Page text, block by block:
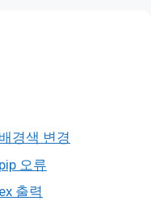
경색 변경
오류
출력